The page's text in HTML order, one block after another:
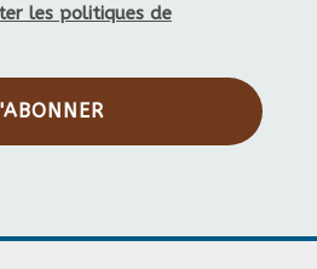
les politiques de